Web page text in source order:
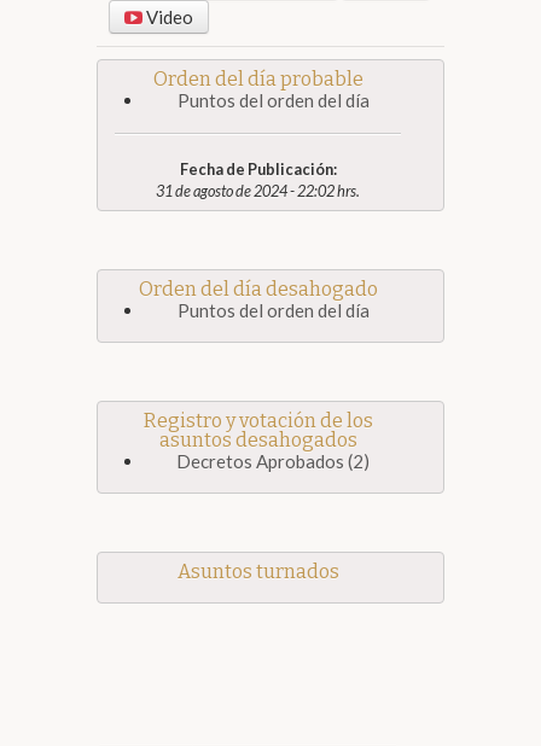
Video
Orden del día probable
Puntos del orden del día
Fecha de Publicación:
31 de agosto de 2024 - 22:02 hrs.
Orden del día desahogado
Puntos del orden del día
Registro y votación de los
asuntos desahogados
Decretos Aprobados (2)
Asuntos turnados